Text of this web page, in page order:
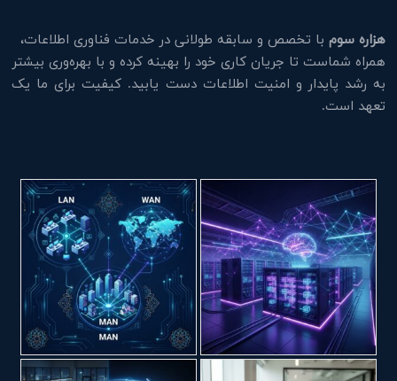
هزاره سوم با تخصص و سابقه طولانی در خدمات فناوری اطلاعات،
همراه شماست تا جریان کاری خود را بهینه کرده و با بهره‌وری بیشتر
به رشد پایدار و امنیت اطلاعات دست یابید. کیفیت برای ما یک
تعهد است.